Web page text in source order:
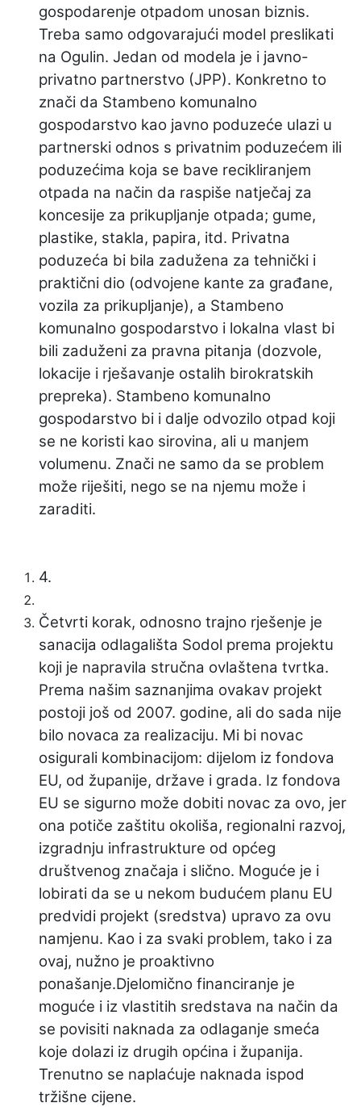
gospodarenje otpadom unosan biznis.
Treba samo odgovarajući model preslikati
na Ogulin. Jedan od modela je i javno-
privatno partnerstvo (JPP). Konkretno to
znači da Stambeno komunalno
gospodarstvo kao javno poduzeće ulazi u
partnerski odnos s privatnim poduzećem ili
poduzećima koja se bave recikliranjem
otpada na način da raspiše natječaj za
koncesije za prikupljanje otpada; gume,
plastike, stakla, papira, itd. Privatna
poduzeća bi bila zadužena za tehnički i
praktični dio (odvojene kante za građane,
vozila za prikupljanje), a Stambeno
komunalno gospodarstvo i lokalna vlast bi
bili zaduženi za pravna pitanja (dozvole,
lokacije i rješavanje ostalih birokratskih
prepreka). Stambeno komunalno
gospodarstvo bi i dalje odvozilo otpad koji
se ne koristi kao sirovina, ali u manjem
volumenu. Znači ne samo da se problem
može riješiti, nego se na njemu može i
zaraditi.
4.
Četvrti korak, odnosno trajno rješenje je
sanacija odlagališta Sodol prema projektu
koji je napravila stručna ovlaštena tvrtka.
Prema našim saznanjima ovakav projekt
postoji još od 2007. godine, ali do sada nije
bilo novaca za realizaciju. Mi bi novac
osigurali kombinacijom: dijelom iz fondova
EU, od županije, države i grada. Iz fondova
EU se sigurno može dobiti novac za ovo, jer
ona potiče zaštitu okoliša, regionalni razvoj,
izgradnju infrastrukture od općeg
društvenog značaja i slično. Moguće je i
lobirati da se u nekom budućem planu EU
predvidi projekt (sredstva) upravo za ovu
namjenu. Kao i za svaki problem, tako i za
ovaj, nužno je proaktivno
ponašanje.Djelomično financiranje je
moguće i iz vlastitih sredstava na način da
se povisiti naknada za odlaganje smeća
koje dolazi iz drugih općina i županija.
Trenutno se naplaćuje naknada ispod
tržišne cijene.